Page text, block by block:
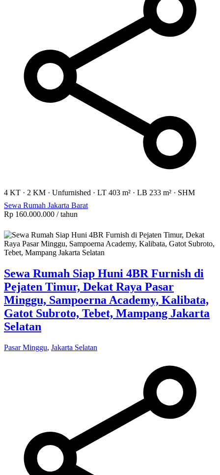
4 KT · 2 KM · Unfurnished · LT 403 m² · LB 233 m² · SHM
Sewa Rumah Jakarta Barat
Rp 160.000.000 / tahun
Sewa Rumah Siap Huni 4BR Furnish di
Pejaten Timur, Dekat Raya Pasar
Minggu, Sampoerna Academy, Kalibata,
Gatot Subroto, Tebet, Mampang Jakarta
Selatan
Pasar Minggu, Jakarta Selatan